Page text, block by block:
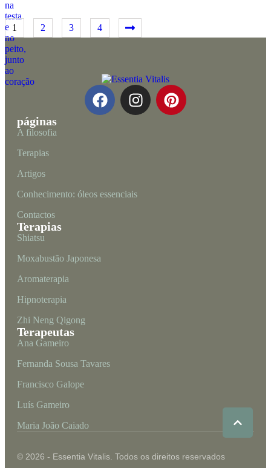
1 2 3 4
páginas
A filosofia
Terapias
Artigos
Conhecimento: óleos essenciais
Contactos
Terapias
Shiatsu
Moxabustão Japonesa
Aromaterapia
Hipnoterapia
Zhi Neng Qigong
Terapeutas
Ana Gameiro
Fernanda Sousa Tavares
Francisco Galope
Luís Gameiro
Maria João Caiado
© 2026 - Essentia Vitalis. Todos os direitos reservados